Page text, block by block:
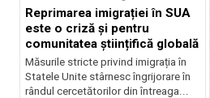
Reprimarea imigrației în SUA
este o criză și pentru
comunitatea științifică globală
Măsurile stricte privind imigrația în
Statele Unite stârnesc îngrijorare în
rândul cercetătorilor din întreaga...